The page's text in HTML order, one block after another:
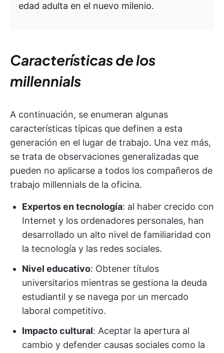
edad adulta en el nuevo milenio.
Características de los
millennials
A continuación, se enumeran algunas
características típicas que definen a esta
generación en el lugar de trabajo. Una vez más,
se trata de observaciones generalizadas que
pueden no aplicarse a todos los compañeros de
trabajo millennials de la oficina.
Expertos en tecnología: al haber crecido con
Internet y los ordenadores personales, han
desarrollado un alto nivel de familiaridad con
la tecnología y las redes sociales.
Nivel educativo: Obtener títulos
universitarios mientras se gestiona la deuda
estudiantil y se navega por un mercado
laboral competitivo.
Impacto cultural: Aceptar la apertura al
cambio y defender causas sociales como la